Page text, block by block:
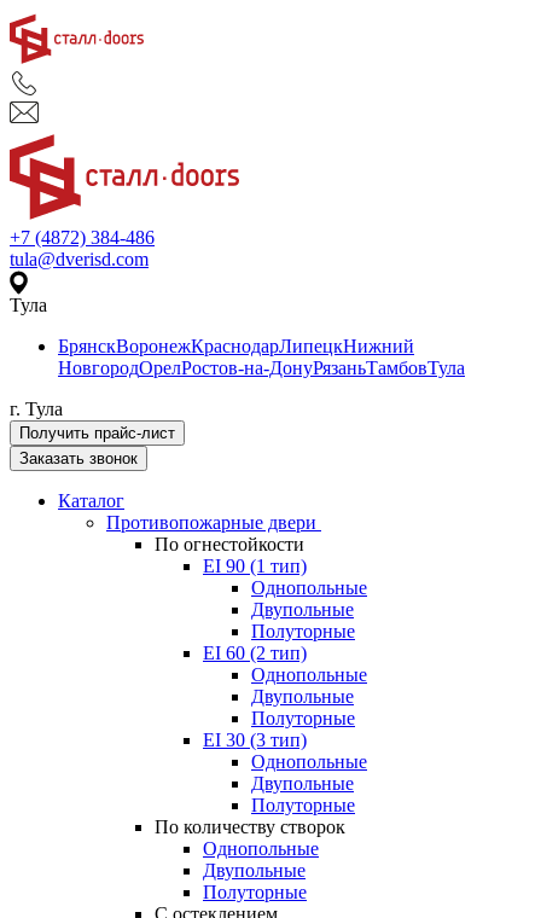
+7 (4872) 384-486
tula@dverisd.com
Тула
БрянскВоронежКраснодарЛипецкНижний
НовгородОрелРостов-на-ДонуРязаньТамбовТула
г. Тула
Получить прайс-лист
Заказать звонок
Каталог
Противопожарные двери
По огнестойкости
EI 90 (1 тип)
Однопольные
Двупольные
Полуторные
EI 60 (2 тип)
Однопольные
Двупольные
Полуторные
EI 30 (3 тип)
Однопольные
Двупольные
Полуторные
По количеству створок
Однопольные
Двупольные
Полуторные
С остеклением